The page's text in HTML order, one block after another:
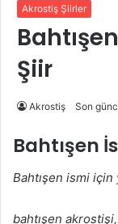
Akrostiş Şiirler
Şiir
Akrostiş Son
Bahtışen
Bahtışen ismi için
bahtışen